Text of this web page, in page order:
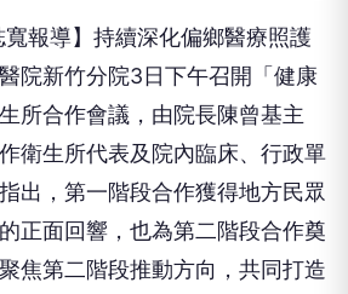
寬報導】持續深化偏鄉醫療照護
院新竹分院3日下午召開「健康
所合作會議，由院長陳曾基主
衛生所代表及院內臨床、行政單
出，第一階段合作獲得地方民眾
正面回響，也為第二階段合作奠
焦第二階段推動方向，共同打造